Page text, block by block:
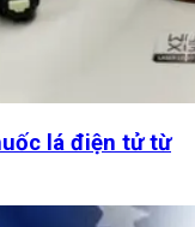
lá điện tử từ